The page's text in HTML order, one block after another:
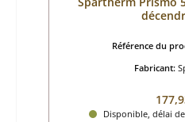
Référence du
Fabricant:
Prix
Disponible, délai